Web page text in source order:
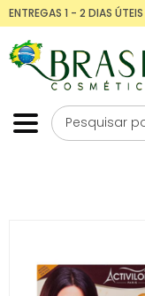
ENTREGAS 1 - 2 DIAS